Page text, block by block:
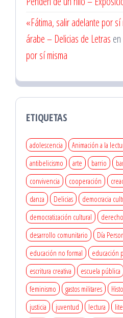
«Fátima, salir adelante por
árabe – Delicias de Letras en
por sí misma
ETIQUETAS
adolescencia Animación a la
antibelicismo
arte barrio
convivencia
cooperación
danza
Delicias
democracia
democratización cultural
desarrollo comunitario
Día
educación no formal
educación
escritura creativa
escuela pública
feminismo
gastos militares
justicia
juventud lectura